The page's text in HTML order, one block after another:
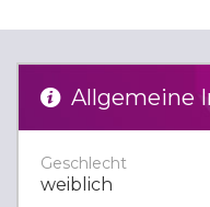
Allgemeine
Geschlecht
weiblich